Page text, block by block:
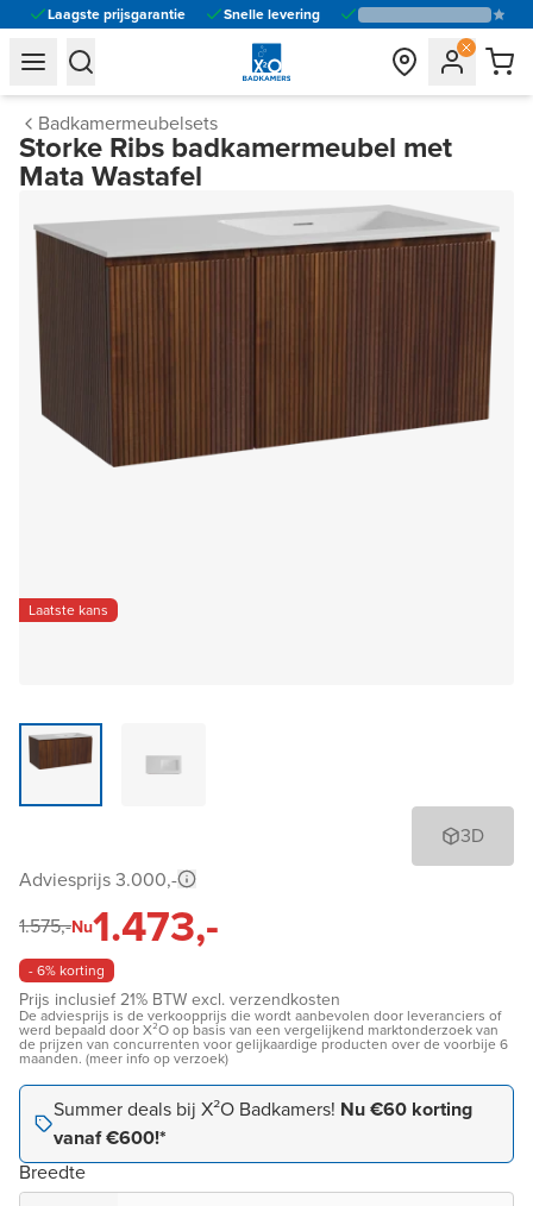
Laagste prijsgarantie Snelle levering
general.navigation.toggle_menu.label
general.navigation.toggle_menu.label
Badkamermeubelsets
Storke Ribs badkamermeubel met
Mata Wastafel
Laatste kans
3D
Adviesprijs 3.000,-
1.575,-Nu1.473,-
- 6% korting
Prijs inclusief 21% BTW excl. verzendkosten
De adviesprijs is de verkoopprijs die wordt aanbevolen door leveranciers of
werd bepaald door X²O op basis van een vergelijkend marktonderzoek van
de prijzen van concurrenten voor gelijkaardige producten over de voorbije 6
maanden. (meer info op verzoek)
Summer deals bij X²O Badkamers! Nu €60 korting
vanaf €600!*
Breedte